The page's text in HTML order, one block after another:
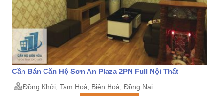
Cần Bán Căn Hộ Sơn An Plaza 2PN Full Nội Thất
Đồng Khởi, Tam Hoà, Biên Hoà, Đồng Nai